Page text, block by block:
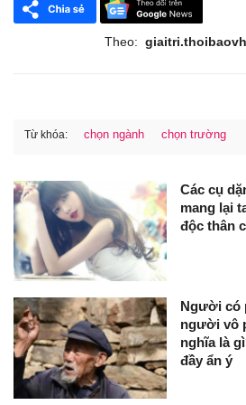
Theo:
Từ khóa: chọn ngành chọn trường
Các cụ
mang lại
độc thân
Người có
người vô
nghĩa là
đầy ẩn ý